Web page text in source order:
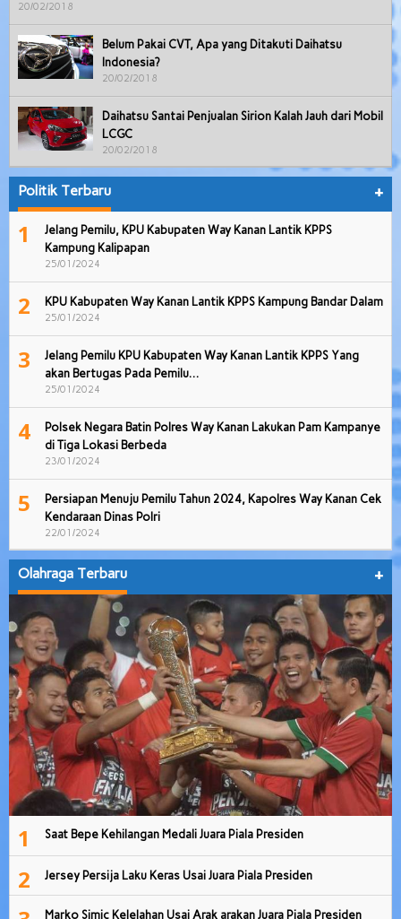
20/02/2018
Belum Pakai CVT, Apa yang Ditakuti Daihatsu
Indonesia?
20/02/2018
Daihatsu Santai Penjualan Sirion Kalah Jauh dari Mobil
LCGC
20/02/2018
Politik Terbaru +
1
Jelang Pemilu, KPU Kabupaten Way Kanan Lantik KPPS
Kampung Kalipapan
25/01/2024
2 KPU Kabupaten Way Kanan Lantik KPPS Kampung Bandar Dalam
25/01/2024
3
Jelang Pemilu KPU Kabupaten Way Kanan Lantik KPPS Yang
akan Bertugas Pada Pemilu…
25/01/2024
4
Polsek Negara Batin Polres Way Kanan Lakukan Pam Kampanye
di Tiga Lokasi Berbeda
23/01/2024
5
Persiapan Menuju Pemilu Tahun 2024, Kapolres Way Kanan Cek
Kendaraan Dinas Polri
22/01/2024
Olahraga Terbaru +
1 Saat Bepe Kehilangan Medali Juara Piala Presiden
2 Jersey Persija Laku Keras Usai Juara Piala Presiden
Marko Simic Kelelahan Usai Arak arakan Juara Piala Presiden